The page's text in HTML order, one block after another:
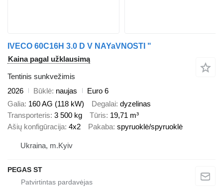
IVECO 60C16H 3.0 D V NAYaVNOSTI "
Kaina pagal užklausimą
Tentinis sunkvežimis
2026
Būklė naujas
Euro 6
Galia 160 AG (118 kW) Degalai dyzelinas
Transporteris 3 500 kg Tūris 19,71 m³
Ašių konfigūracija 4x2 Pakaba spyruoklė/spyruoklė
Ukraina, m.Kyiv
PEGAS ST